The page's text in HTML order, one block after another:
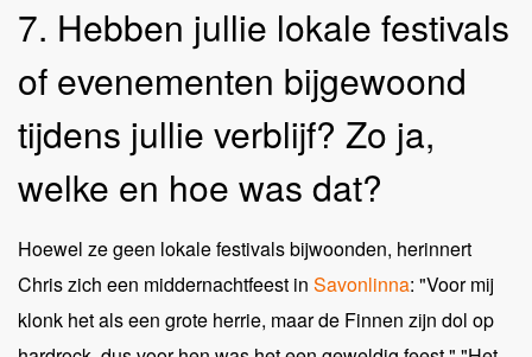
7. Hebben jullie lokale festivals
of evenementen bijgewoond
tijdens jullie verblijf? Zo ja,
welke en hoe was dat?
Hoewel ze geen lokale festivals bijwoonden, herinnert
Chris zich een middernachtfeest in Savonlinna: "Voor mij
klonk het als een grote herrie, maar de Finnen zijn dol op